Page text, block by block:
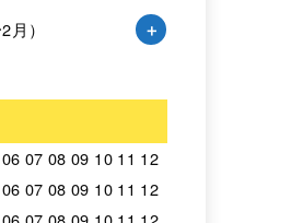
）
06 07 08 09 10 11 12
06 07 08 09 10 11 12